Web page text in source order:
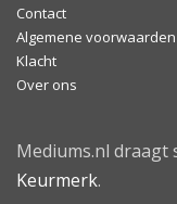
Contact
Algemene voorwaarden
Klacht
Over ons
Mediums.nl draagt
Keurmerk.